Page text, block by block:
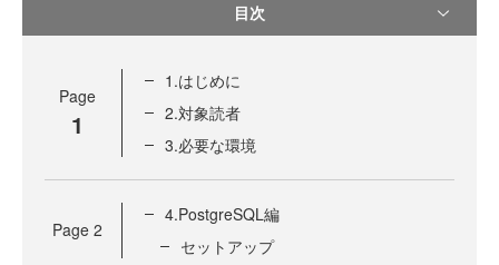
目次
Page
1
1.はじめに
2.対象読者
3.必要な環境
Page 2
4.PostgreSQL編
セットアップ